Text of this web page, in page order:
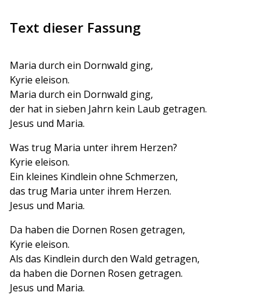
Text dieser Fassung
Maria durch ein Dornwald ging,
Kyrie eleison.
Maria durch ein Dornwald ging,
der hat in sieben Jahrn kein Laub getragen.
Jesus und Maria.
Was trug Maria unter ihrem Herzen?
Kyrie eleison.
Ein kleines Kindlein ohne Schmerzen,
das trug Maria unter ihrem Herzen.
Jesus und Maria.
Da haben die Dornen Rosen getragen,
Kyrie eleison.
Als das Kindlein durch den Wald getragen,
da haben die Dornen Rosen getragen.
Jesus und Maria.